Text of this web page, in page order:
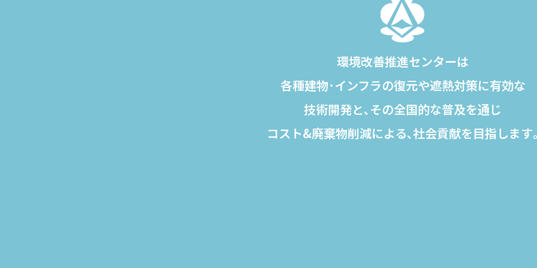
環境改善推進センターは
各種建物･インフラの復元や遮熱対策に有効な
技術開発と､その全国的な普及を通じ
コスト&廃棄物削減による､社会貢献を目指します